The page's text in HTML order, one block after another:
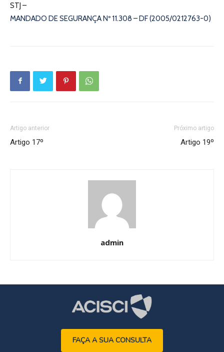
STJ –
MANDADO DE SEGURANÇA Nº 11.308 – DF (2005/0212763-0)
Artigo anterior
Artigo 17º
Próximo artigo
Artigo 19º
admin
FAÇA A SUA CONSULTA